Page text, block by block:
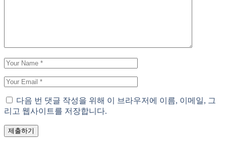
다음 번 댓글 작성을 위해 이 브라우저에 이름, 이메일, 그
리고 웹사이트를 저장합니다.
제출하기